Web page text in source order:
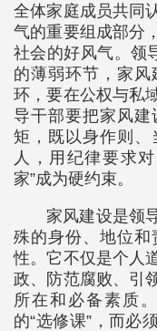
全体家庭成员共同
气的重要组成部分
社会的好风气。领
的薄弱环节，家
环，要在公权与私
导干部要把家风
矩，既以身作则
人，用纪律要求
家”成为硬约束。
家风建设是领
殊的身份、地位
性。它不仅是个人
政、防范腐败、引
所在和必备素质
的“选修课”，而必